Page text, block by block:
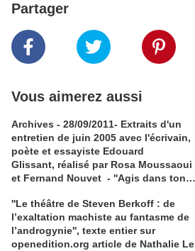
Partager
Vous aimerez aussi
Archives - 28/09/2011- Extraits d'un
entretien de juin 2005 avec l'écrivain,
poète et essayiste Edouard
Glissant, réalisé par Rosa Moussaoui
et Fernand Nouvet - ''Agis dans ton
pensée du rhizome, chez Édouard
Glissant - "Mondialité" contre
"mondialisation"
''Le théâtre de Steven Berkoff : de
l’exaltation machiste au fantasme de
l’androgynie'', texte entier sur
openedition.org article de Nathalie Le